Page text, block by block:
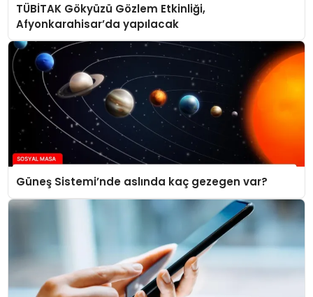
TÜBİTAK Gökyüzü Gözlem Etkinliği,
Afyonkarahisar’da yapılacak
Güneş Sistemi’nde aslında kaç gezegen var?